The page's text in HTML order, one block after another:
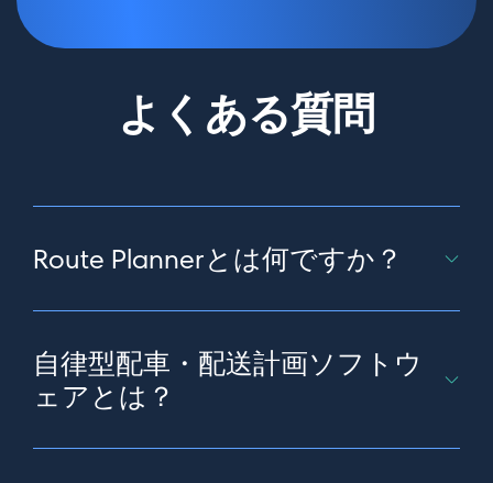
電話番号*
役職名*
よくある質問
Route Plannerとは何ですか？
Route Plannerは、商品やサービスを届けるための配送
ソフトウェアやルート最適化ソフトウェアとも呼ば
れ、Route Plannerには、配送の可視化、オンデマンド
ディスパッチ、リアルタイム最適化、機械学習による
自律型配車・配送計画ソフトウ
ェアとは？
次世代配車・配送計画ソフトウェアは、もの、人、サ